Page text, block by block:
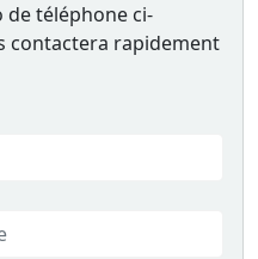
de téléphone ci-
contactera rapidement